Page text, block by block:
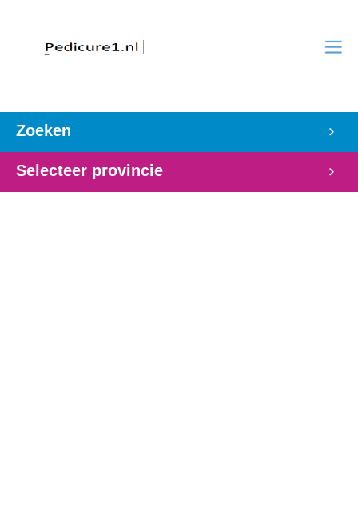
Zoeken
Selecteer provincie